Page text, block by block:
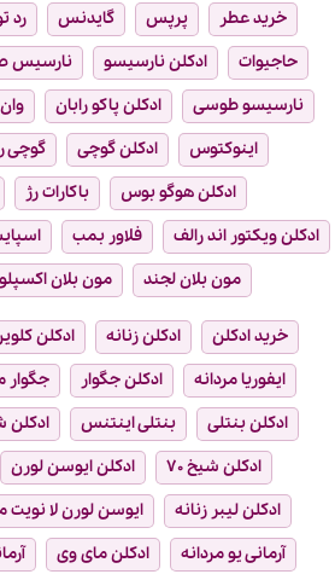
خرید عطر پرپس گایدنس رد
حاجیوات
ادکلن نارسیسو نارسیس
نارسیسو طوسی
ادکلن پاکو رابان
اینوکتوس
ادکلن گوچی گوچی
ادکلن هوگو بوس
باکارات رژ
ادکلن ویکتور اند رالف
فلاور بمب
مون بلان لجند
مون بلان
خرید ادکلن ادکلن زنانه ادکلن
ایفوریا مردانه
ادکلن جگوار
ادکلن بنتلی
بنتلی اینتنس ادکلن
ادکلن شیخ ۷۰
ادکلن ایوسن لورن
ادکلن لیبر زنانه
ایوسن لورن لا نویت
آرمانی یو مردانه
ادکلن مای وی